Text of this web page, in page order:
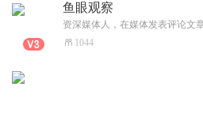
作为一家大型互联网公司，拼多
一直有着出色的表现，中国社会
端带动直接就业、仓配物流端就
鱼眼观察
资深媒体人，在媒体发表评论文
1044